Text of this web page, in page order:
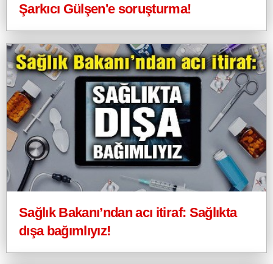
Şarkıcı Gülşen'e soruşturma!
Sağlık Bakanı’ndan acı itiraf: Sağlıkta
dışa bağımlıyız!